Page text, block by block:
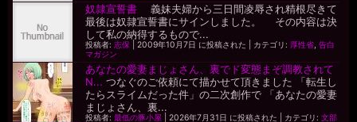
奴隷宣誓書
義妹夫婦から三日間凌辱され精根尽きて
最後は奴隷宣誓書にサインしました。 その内容は決
して私の納得するもので...
投稿者:志保 |2009年10月7日 に投稿された カテゴリ: 厚性省,告白
マガジン
あなたの愛妻まじょさん、裏でド変態まぞ調教されて
N... つなぐのご依頼にて描かせて頂きました 「転生し
たらスライムだった件」の二次創作で 「あなたの愛妻
まじょさん、裏...
投稿者:最低の豚小屋 |2026年7月31日 に投稿された カテゴリ:文部